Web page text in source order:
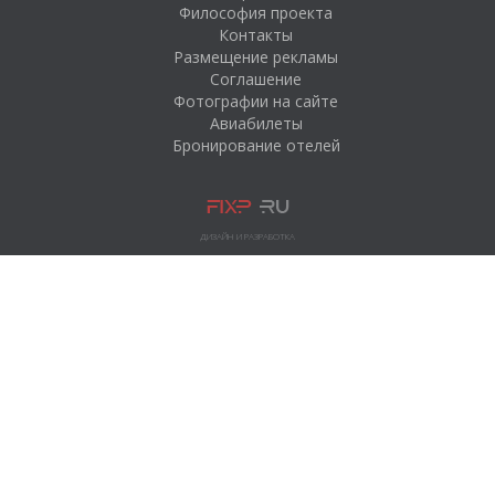
Философия проекта
Контакты
Размещение рекламы
Соглашение
Фотографии на сайте
Авиабилеты
Бронирование отелей
ДИЗАЙН И РАЗРАБОТКА